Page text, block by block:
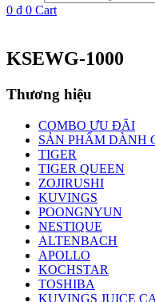
0 ₫ 0 Cart
KSEWG-1000
Thương hiệu
COMBO ƯU ĐÃI
SẢN PHẨM DÀNH
TIGER
TIGER QUEEN
ZOJIRUSHI
KUVINGS
POONGNYUN
NESTIQUE
ALTENBACH
APOLLO
KOCHSTAR
TOSHIBA
KUVINGS JUICE